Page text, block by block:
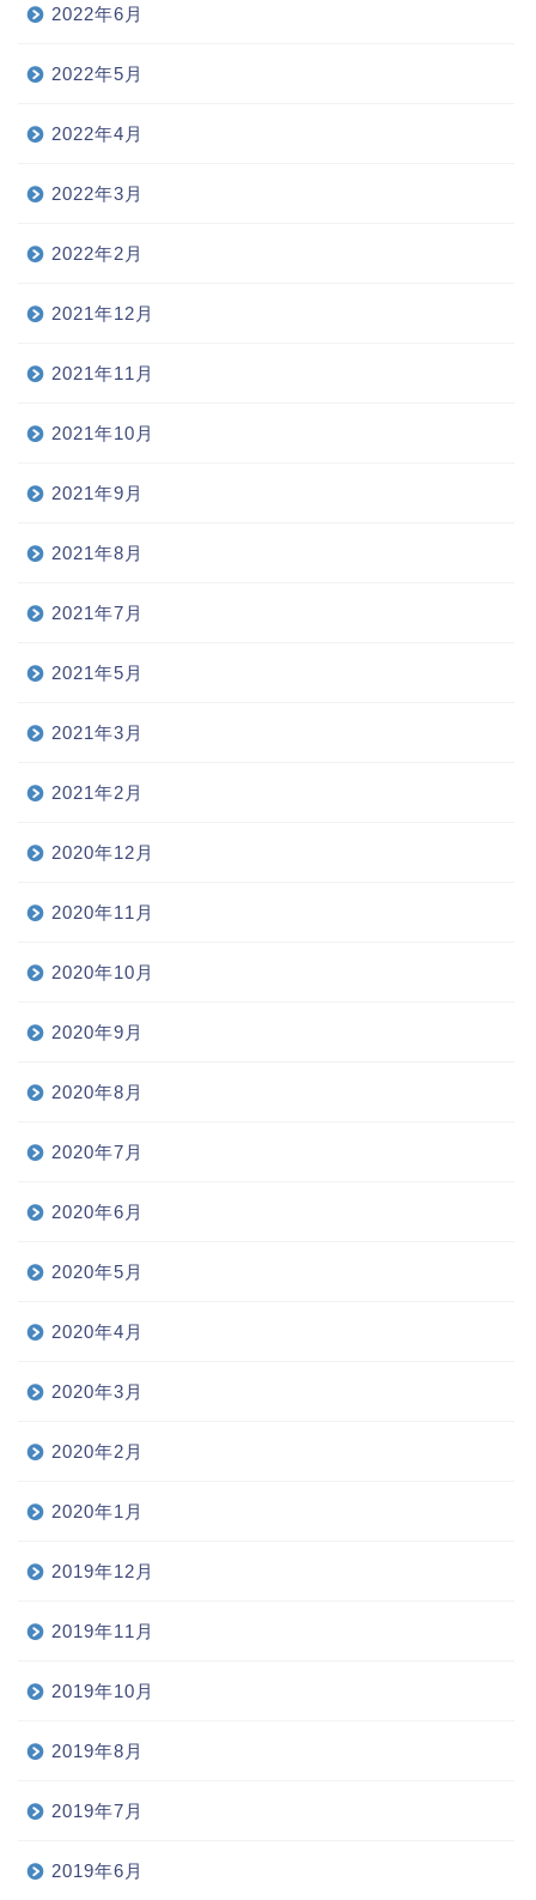
2022年6月
2022年5月
2022年4月
2022年3月
2022年2月
2021年12月
2021年11月
2021年10月
2021年9月
2021年8月
2021年7月
2021年5月
2021年3月
2021年2月
2020年12月
2020年11月
2020年10月
2020年9月
2020年8月
2020年7月
2020年6月
2020年5月
2020年4月
2020年3月
2020年2月
2020年1月
2019年12月
2019年11月
2019年10月
2019年8月
2019年7月
2019年6月